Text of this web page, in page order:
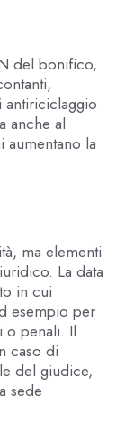
del bonifico,
antiriciclaggio
anche al
la
ma elementi
La data
in cui
esempio per
o penali. Il
caso di
del giudice,
sede